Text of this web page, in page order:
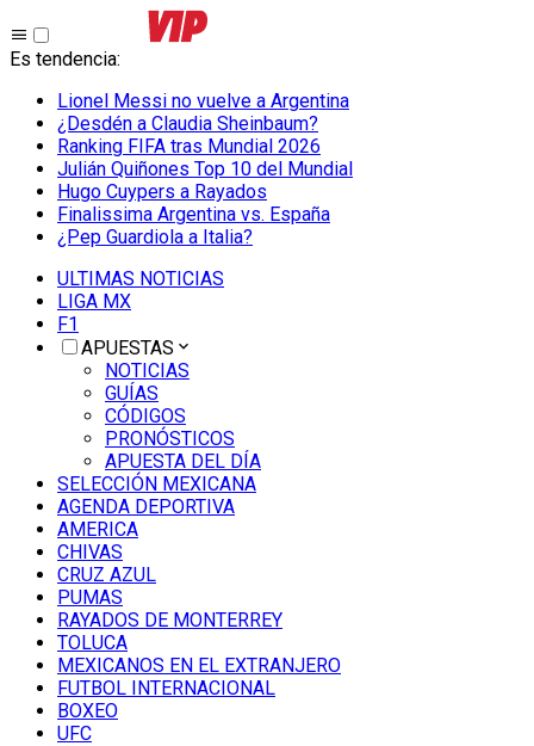
Es tendencia:
Lionel Messi no vuelve a Argentina
¿Desdén a Claudia Sheinbaum?
Ranking FIFA tras Mundial 2026
Julián Quiñones Top 10 del Mundial
Hugo Cuypers a Rayados
Finalissima Argentina vs. España
¿Pep Guardiola a Italia?
ULTIMAS NOTICIAS
LIGA MX
F1
APUESTAS
NOTICIAS
GUÍAS
CÓDIGOS
PRONÓSTICOS
APUESTA DEL DÍA
SELECCIÓN MEXICANA
AGENDA DEPORTIVA
AMERICA
CHIVAS
CRUZ AZUL
PUMAS
RAYADOS DE MONTERREY
TOLUCA
MEXICANOS EN EL EXTRANJERO
FUTBOL INTERNACIONAL
BOXEO
UFC